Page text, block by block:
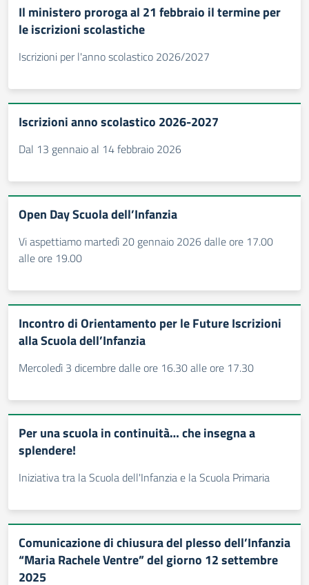
Il ministero proroga al 21 febbraio il termine per
le iscrizioni scolastiche
Iscrizioni per l'anno scolastico 2026/2027
Iscrizioni anno scolastico 2026-2027
Dal 13 gennaio al 14 febbraio 2026
Open Day Scuola dell’Infanzia
Vi aspettiamo martedì 20 gennaio 2026 dalle ore 17.00
alle ore 19.00
Incontro di Orientamento per le Future Iscrizioni
alla Scuola dell’Infanzia
Mercoledì 3 dicembre dalle ore 16.30 alle ore 17.30
Per una scuola in continuità… che insegna a
splendere!
Iniziativa tra la Scuola dell'Infanzia e la Scuola Primaria
Comunicazione di chiusura del plesso dell’Infanzia
“Maria Rachele Ventre” del giorno 12 settembre
2025